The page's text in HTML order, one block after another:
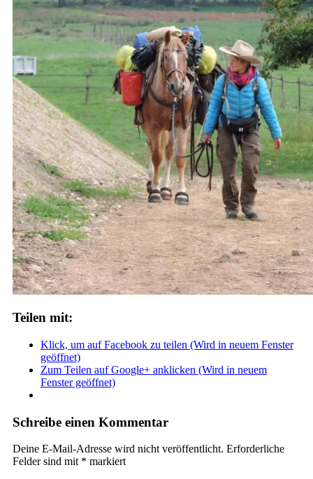
Teilen mit:
Klick, um auf Facebook zu teilen (Wird in neuem Fenster
geöffnet)
Zum Teilen auf Google+ anklicken (Wird in neuem
Fenster geöffnet)
Schreibe einen Kommentar
Deine E-Mail-Adresse wird nicht veröffentlicht. Erforderliche
Felder sind mit * markiert